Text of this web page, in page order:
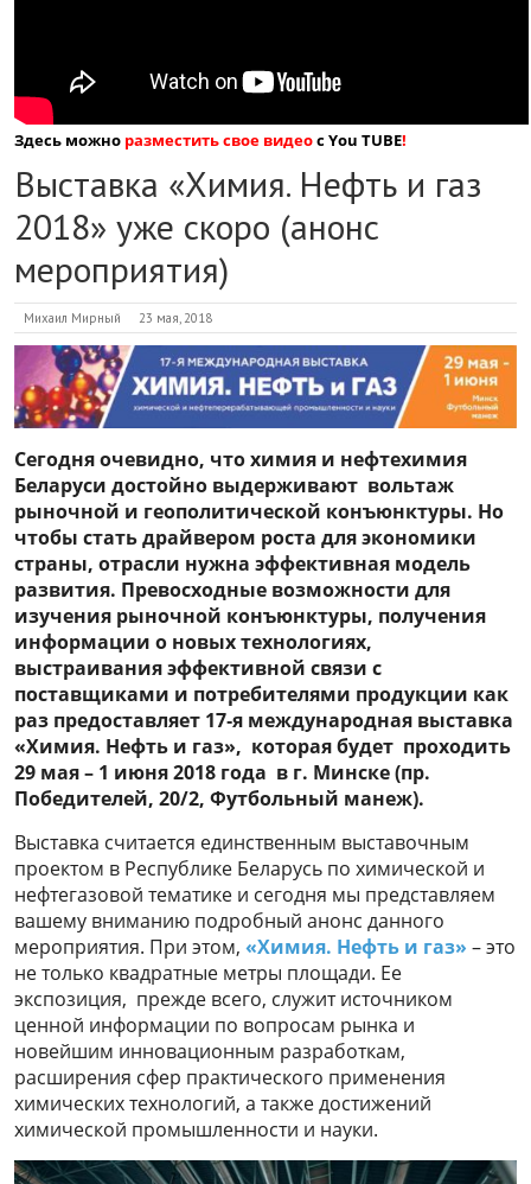
Здесь можно разместить свое видеос You TUBE!
Выставка «Химия. Нефть и газ
2018» уже скоро (анонс
мероприятия)
Михаил Мирный 23 мая, 2018
Сегодня очевидно, что химия и нефтехимия
Беларуси достойно выдерживают вольтаж
рыночной и геополитической конъюнктуры. Но
чтобы стать драйвером роста для экономики
страны, отрасли нужна эффективная модель
развития. Превосходные возможности для
изучения рыночной конъюнктуры, получения
информации о новых технологиях,
выстраивания эффективной связи с
поставщиками и потребителями продукции как
раз предоставляет 17‑я международная выставка
«Химия. Нефть и газ», которая будет проходить
29 мая – 1 июня 2018 года в г. Минске (пр.
Победителей, 20/2, Футбольный манеж).
Выставка считается единственным выставочным
проектом в Республике Беларусь по химической и
нефтегазовой тематике и сегодня мы представляем
вашему вниманию подробный анонс данного
мероприятия. При этом, «Химия. Нефть и газ» – это
не только квадратные метры площади. Ее
экспозиция, прежде всего, служит источником
ценной информации по вопросам рынка и
новейшим инновационным разработкам,
расширения сфер практического применения
химических технологий, а также достижений
химической промышленности и науки.